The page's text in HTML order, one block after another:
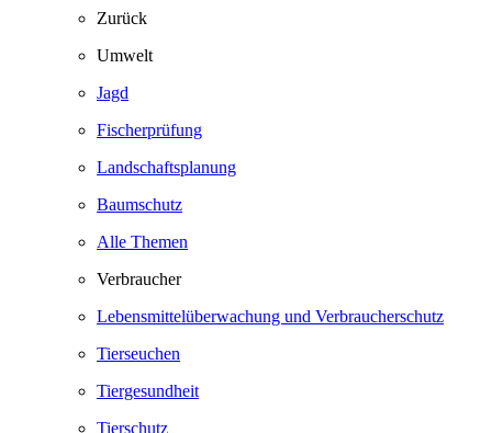
Zurück
Umwelt
Jagd
Fischerprüfung
Landschaftsplanung
Baumschutz
Alle Themen
Verbraucher
Lebensmittelüberwachung und Verbraucherschutz
Tierseuchen
Tiergesundheit
Tierschutz